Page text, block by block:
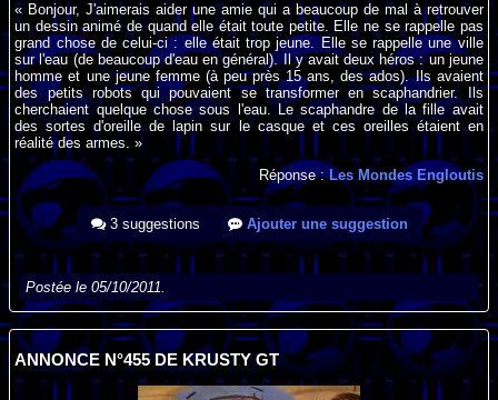
« Bonjour, J'aimerais aider une amie qui a beaucoup de mal à retrouver
un dessin animé de quand elle était toute petite. Elle ne se rappelle pas
grand chose de celui-ci : elle était trop jeune. Elle se rappelle une ville
sur l'eau (de beaucoup d'eau en général). Il y avait deux héros : un jeune
homme et une jeune femme (à peu près 15 ans, des ados). Ils avaient
des petits robots qui pouvaient se transformer en scaphandrier. Ils
cherchaient quelque chose sous l'eau. Le scaphandre de la fille avait
des sortes d'oreille de lapin sur le casque et ces oreilles étaient en
réalité des armes. »
Réponse :Les Mondes Engloutis
3 suggestions Ajouter une suggestion
Postée le 05/10/2011.
ANNONCE N°455 DE KRUSTY GT